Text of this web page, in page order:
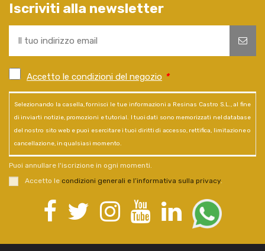
Iscriviti alla newsletter
Accetto le condizioni del negozio *
Selezionando la casella, fornisci le tue informazioni a Resinas Castro S.L., al fine
di inviarti notizie, promozioni e tutorial. I tuoi dati sono memorizzati nel database
del nostro sito web e puoi esercitare i tuoi diritti di accesso, rettifica, limitazione o
cancellazione, in qualsiasi momento.
Puoi annullare l'iscrizione in ogni momenti.
Accetto le condizioni generali e l’informativa sulla privacy.